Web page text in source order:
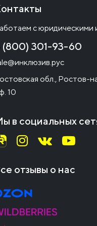
с юридическими
(800) 301-93-60
обл., Ростов-
10
в социальных
отзывы о нас